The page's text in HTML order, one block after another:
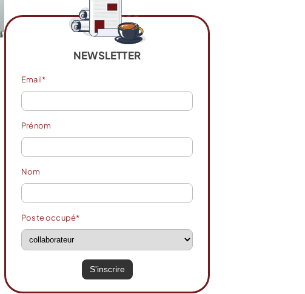
NEWSLETTER
Email*
Prénom
Nom
Poste occupé*